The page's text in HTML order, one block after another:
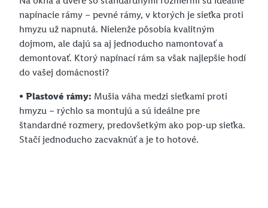
napínacie rámy – pevné rámy, v ktorých je sieťka proti
hmyzu už napnutá. Nielenže pôsobia kvalitným
dojmom, ale dajú sa aj jednoducho namontovať a
demontovať. Ktorý napínací rám sa však najlepšie hodí
do vašej domácnosti?
• Plastové rámy: Mušia váha medzi sieťkami proti
hmyzu – rýchlo sa montujú a sú ideálne pre
štandardné rozmery, predovšetkým ako pop-up sieťka.
Stačí jednoducho zacvaknúť a je to hotové.